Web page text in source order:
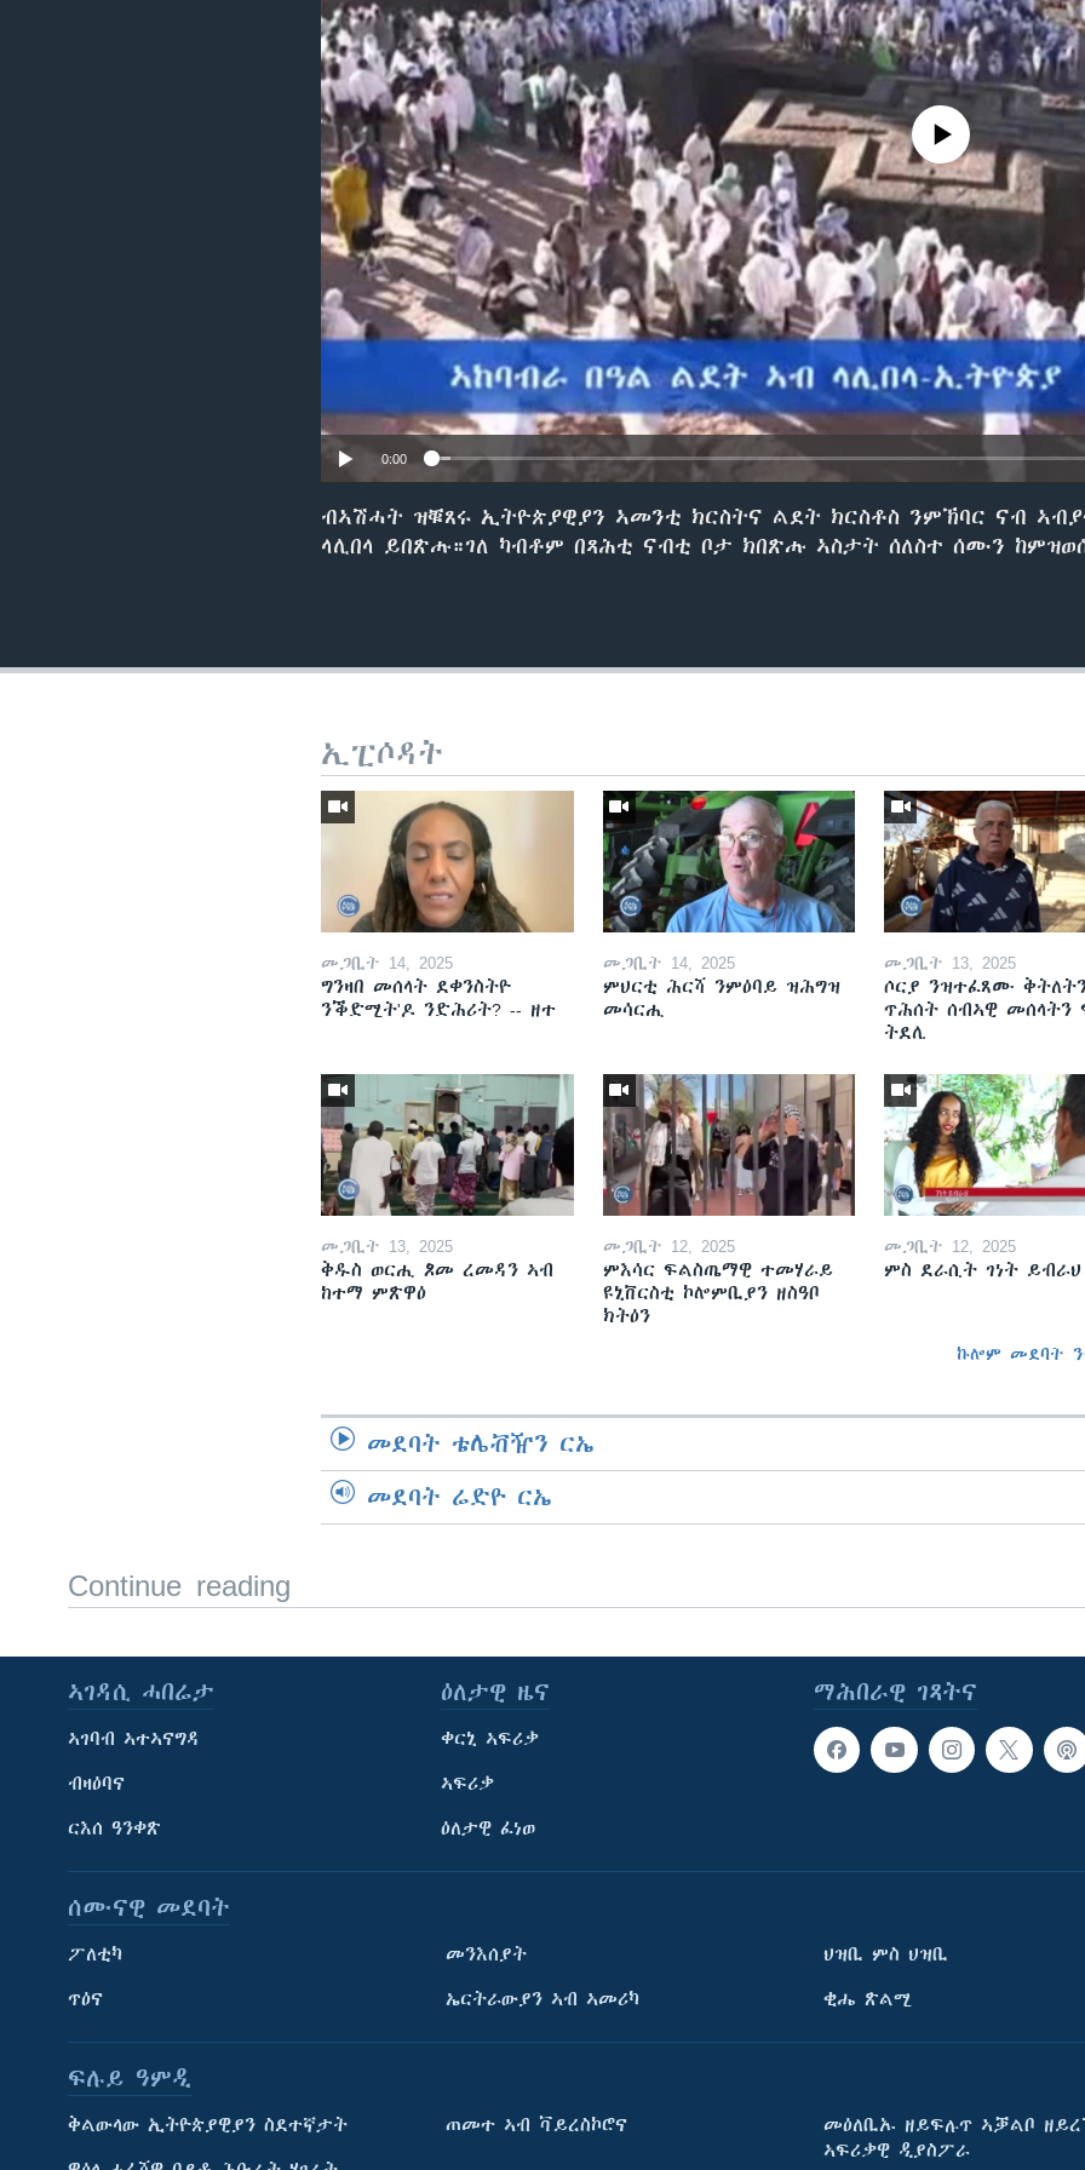
ትምህርቲ እንግሊዝኛ
ማሕበራዊ ገጻትና
No media source currently
0:00
ብኣሽሓት ዝቑጸሩ ኢትዮጵያዊያን ኣመንቲ ክርስትና ልደት ክርስቶስ ንምኽባር ናብ
ላሊበላ ይበጽሑ።ገለ ካብቶም በጻሕቲ ናብቲ ቦታ ክበጽሑ ኣስታት ሰለስተ ሰሙን
ኢፒሶዳት
መጋቢት 14, 2025
ግንዛበ መሰላት ደቀንስትዮ
ንቕድሚት'ዶ ንድሕሪት? -- ዘተ
መጋቢት 14, 2025
ምህርቲ ሕርሻ ንምዕባይ ዝሕግዝ
መሳርሒ
መጋቢት 13, 2025
ሶርያ ንዝተፈጸሙ
ጥሕሰት ሰብኣዊ መሰላትን
ትደሊ
መጋቢት 13, 2025
ቅዱስ ወርሒ ጾመ ረመዳን ኣብ
ከተማ ምጽዋዕ
መጋቢት 12, 2025
ምእሳር ፍልስጤማዊ ተመሃራይ
ዩኒቨርስቲ ኮሎምቢያን ዘስዓቦ
ክትዕን
መጋቢት 12, 2025
ምስ ደራሲት ገነት ይብራህ
ኩሎም መደባት
መደባት ቴሌቭዥን ርኤ
መደባት ሬድዮ ርኤ
Continue reading
ማሕበራዊ ገጻትና
ኣገዳሲ ሓበሬታ
ኣገባብ ኣተኣናግዳ
ብዛዕባና
ርእሰ ዓንቀጽ
ዕለታዊ ዜና
ቀርኒ ኣፍሪቃ
ኣፍሪቃ
ዕለታዊ ፈነወ
ሰሙናዊ መደባት
ፖለቲካ
ጥዕና
መንእሰያት
ኤርትራውያን ኣብ ኣመሪካ
ህዝቢ ምስ ህዝቢ
ቂሔ ጽልሚ
ፍሉይ ዓምዲ
ቅልውላው ኢትዮጵያዊያን ስደተኛታት ጠመተ ኣብ ቫይረስኮሮና
መዕለቢኡ ዘይፍሉጥ ኣቓልቦ
ኣፍሪቃዊ ዲያስፖራ